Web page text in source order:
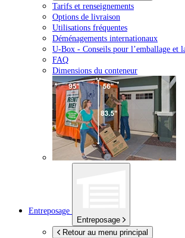
Tarifs et renseignements
Options de livraison
Utilisations fréquentes
Déménagements internationaux
U-Box - Conseils pour l’emballage et
FAQ
Dimensions du conteneur
Entreposage
Entreposage
Retour au menu principal